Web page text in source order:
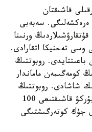
قاشىقتان
سەبەبى
ورنىنا
تەحنيكا اتقارادى.
قاشىقتىقتان باعىتتايدى. روبوتتىڭ
كومەگىمەن ماماندار
شاشادى. روبوتتىڭ
جىلدامدىعى ساعاتىنا 10 شاقىرىم. سۋ بۇركۋ قاشىقتىعى 100
480 كەلى، ال جۇك كوتەرگىشتىگى